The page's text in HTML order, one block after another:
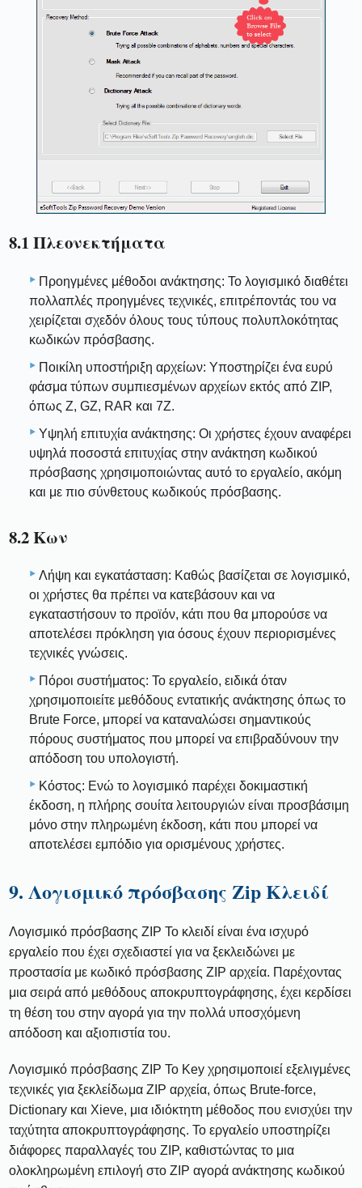
8.1 Πλεονεκτήματα
Προηγμένες μέθοδοι ανάκτησης: Το λογισμικό διαθέτει
πολλαπλές προηγμένες τεχνικές, επιτρέποντάς του να
χειρίζεται σχεδόν όλους τους τύπους πολυπλοκότητας
κωδικών πρόσβασης.
Ποικίλη υποστήριξη αρχείων: Υποστηρίζει ένα ευρύ
φάσμα τύπων συμπιεσμένων αρχείων εκτός από ZIP,
όπως Z, GZ, RAR και 7Z.
Υψηλή επιτυχία ανάκτησης: Οι χρήστες έχουν αναφέρει
υψηλά ποσοστά επιτυχίας στην ανάκτηση κωδικού
πρόσβασης χρησιμοποιώντας αυτό το εργαλείο, ακόμη
και με πιο σύνθετους κωδικούς πρόσβασης.
8.2 Κων
Λήψη και εγκατάσταση: Καθώς βασίζεται σε λογισμικό,
οι χρήστες θα πρέπει να κατεβάσουν και να
εγκαταστήσουν το προϊόν, κάτι που θα μπορούσε να
αποτελέσει πρόκληση για όσους έχουν περιορισμένες
τεχνικές γνώσεις.
Πόροι συστήματος: Το εργαλείο, ειδικά όταν
χρησιμοποιείτε μεθόδους εντατικής ανάκτησης όπως το
Brute Force, μπορεί να καταναλώσει σημαντικούς
πόρους συστήματος που μπορεί να επιβραδύνουν την
απόδοση του υπολογιστή.
Κόστος: Ενώ το λογισμικό παρέχει δοκιμαστική
έκδοση, η πλήρης σουίτα λειτουργιών είναι προσβάσιμη
μόνο στην πληρωμένη έκδοση, κάτι που μπορεί να
αποτελέσει εμπόδιο για ορισμένους χρήστες.
9. Λογισμικό πρόσβασης Zip Κλειδί
Λογισμικό πρόσβασης ZIP Το κλειδί είναι ένα ισχυρό
εργαλείο που έχει σχεδιαστεί για να ξεκλειδώνει με
προστασία με κωδικό πρόσβασης ZIP αρχεία. Παρέχοντας
μια σειρά από μεθόδους αποκρυπτογράφησης, έχει κερδίσει
τη θέση του στην αγορά για την πολλά υποσχόμενη
απόδοση και αξιοπιστία του.
Λογισμικό πρόσβασης ZIP Το Key χρησιμοποιεί εξελιγμένες
τεχνικές για ξεκλείδωμα ZIP αρχεία, όπως Brute-force,
Dictionary και Xieve, μια ιδιόκτητη μέθοδος που ενισχύει την
ταχύτητα αποκρυπτογράφησης. Το εργαλείο υποστηρίζει
διάφορες παραλλαγές του ZIP, καθιστώντας το μια
ολοκληρωμένη επιλογή στο ZIP αγορά ανάκτησης κωδικού